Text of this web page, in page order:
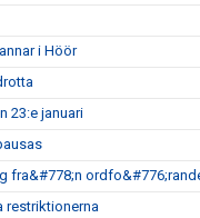
i Höör
23:e januari
fra&#778;n
restriktionerna